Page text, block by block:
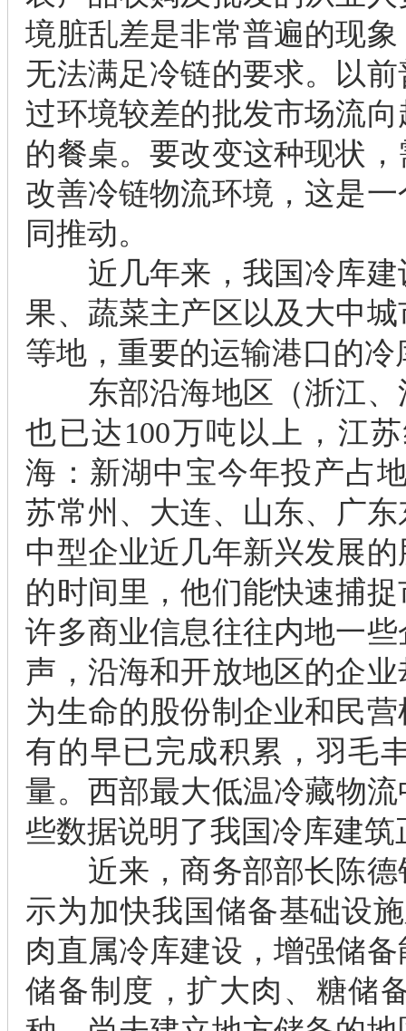
境脏乱差是非常普遍的现
无法满足冷链的要求。以
过环境较差的批发市场流
的餐桌。要改变这种现状
改善冷链物流环境，这是
同推动。
近几年来，我国冷库建
果、蔬菜主产区以及大中
等地，重要的运输港口的
东部沿海地区（浙江、
也已达100万吨以上，江
海：新湖中宝今年投产占
苏常州、大连、山东、广
中型企业近几年新兴发展
的时间里，他们能快速捕
许多商业信息往往内地一
声，沿海和开放地区的企
为生命的股份制企业和民
有的早已完成积累，羽毛
量。西部最大低温冷藏物
些数据说明了我国冷库建
近来，商务部部长陈德
示为加快我国储备基础设
肉直属冷库建设，增强储
储备制度，扩大肉、糖储